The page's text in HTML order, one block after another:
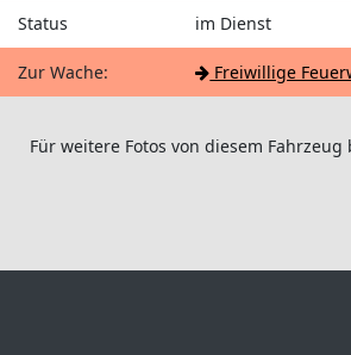
Status im Dienst
Zur Wache: Freiwillige
Für weitere Fotos von diesem Fahrzeug